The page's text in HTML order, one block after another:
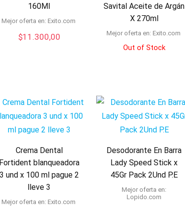
160Ml
Mejor oferta en: exito.com
$11.300,00
Savital Aceite de Argán
X 270ml
Mejor oferta en: exito.com
Out of Stock
Crema Dental
Fortident blanqueadora
3 und x 100 ml pague 2
lleve 3
Mejor oferta en: exito.com
Desodorante En Barra
Lady Speed Stick x
45Gr Pack 2Und P.E
Mejor oferta en:
lopido.com